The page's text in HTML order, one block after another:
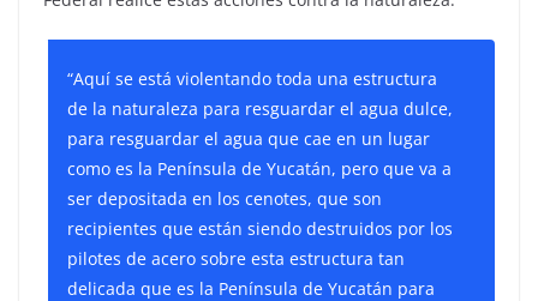
“Aquí se está violentando toda una estructura
de la naturaleza para resguardar el agua dulce,
para resguardar el agua que cae en un lugar
como es la Península de Yucatán, pero que va a
ser depositada en los cenotes, que son
recipientes que están siendo destruidos por los
pilotes de acero sobre esta estructura tan
delicada que es la Península de Yucatán para